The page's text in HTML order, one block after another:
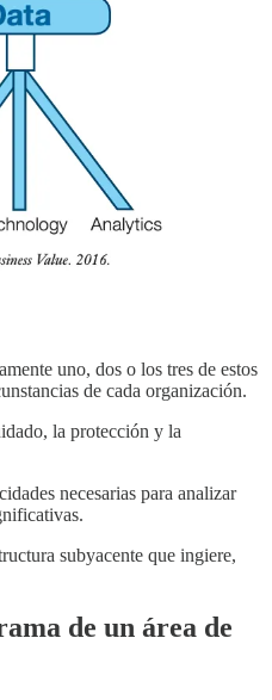
uno, dos o los tres de estos
de cada organización.
la protección y la
necesarias para analizar
subyacente que ingiere,
de un área de